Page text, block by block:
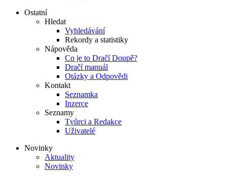
Ostatní
Hledat
Vyhledávání
Rekordy a statistiky
Nápověda
Co je to Dračí Doupě?
Dračí manuál
Otázky a Odpovědi
Kontakt
Seznamka
Inzerce
Seznamy
Tvůrci a Redakce
Uživatelé
Novinky
Aktuality
Novinky